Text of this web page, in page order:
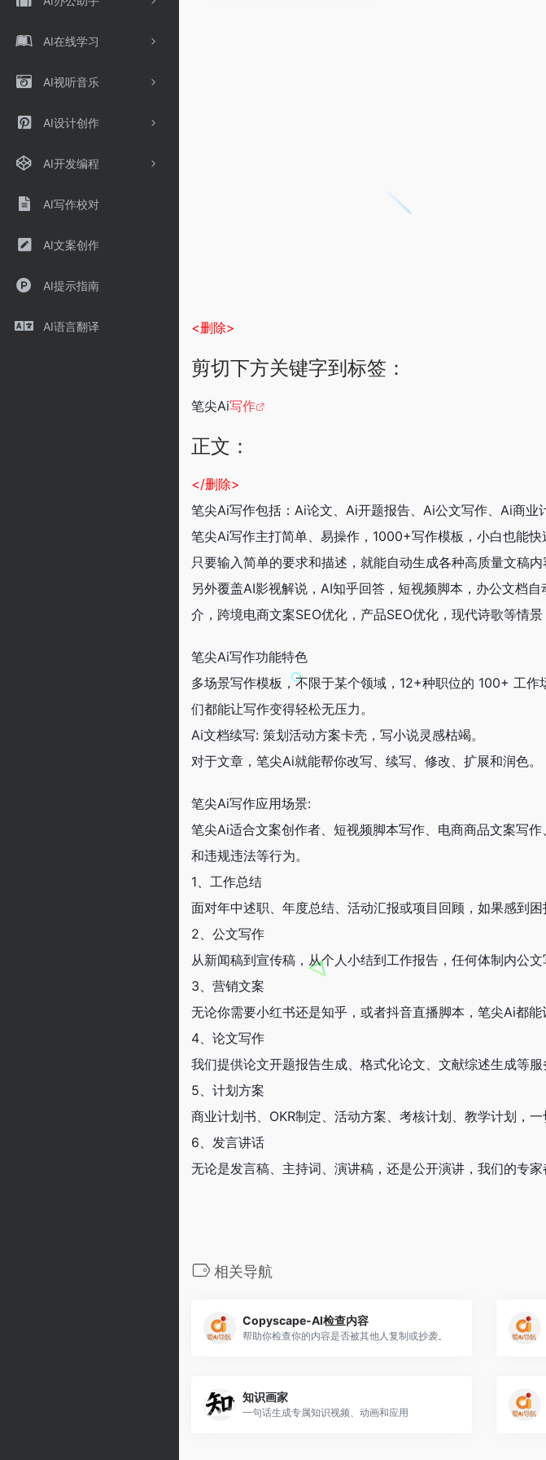
AI在线学习
AI视听音乐
AI设计创作
AI开发编程
AI写作校对
AI文案创作
AI提示指南
AI语言翻译 <删除>
剪切下方关键字到标签：
笔尖Ai写作
正文：
</删除>
笔尖Ai写作包括：Ai论文、Ai开题报告、Ai公文写作、Ai商业
笔尖Ai写作主打简单、易操作，1000+写作模板，小白也能快
只要输入简单的要求和描述，就能自动生成各种高质量文稿内
另外覆盖AI影视解说，AI知乎回答，短视频脚本，办公文档
介，跨境电商文案SEO优化，产品SEO优化，现代诗歌等情
笔尖Ai写作功能特色
多场景写作模板，不限于某个领域，12+种职位的 100+ 工
们都能让写作变得轻松无压力。
Ai文档续写: 策划活动方案卡壳，写小说灵感枯竭。
对于文章，笔尖Ai就能帮你改写、续写、修改、扩展和润色。
笔尖Ai写作应用场景:
笔尖Ai适合文案创作者、短视频脚本写作、电商商品文案写
和违规违法等行为。
1、工作总结
面对年中述职、年度总结、活动汇报或项目回顾，如果感到困
2、公文写作
从新闻稿到宣传稿，从个人小结到工作报告，任何体制内公
3、营销文案
无论你需要小红书还是知乎，或者抖音直播脚本，笔尖Ai都
4、论文写作
我们提供论文开题报告生成、格式化论文、文献综述生成等
5、计划方案
商业计划书、OKR制定、活动方案、考核计划、教学计划，
6、发言讲话
无论是发言稿、主持词、演讲稿，还是公开演讲，我们的专家
相关导航
Copyscape-AI检查内容
帮助你检查你的内容是否被其他人复制或抄袭。
知识画家
一句话生成专属知识视频、动画和应用